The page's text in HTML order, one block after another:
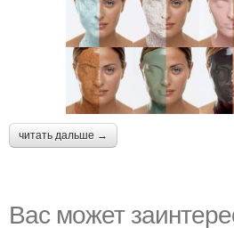
читать дальше →
Вас может